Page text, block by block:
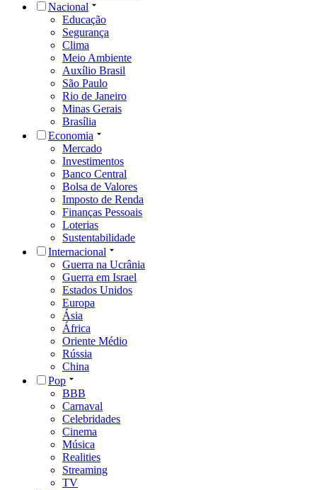
Nacional
Educação
Segurança
Clima
Meio Ambiente
Auxílio Brasil
São Paulo
Rio de Janeiro
Minas Gerais
Brasília
Economia
Mercado
Investimentos
Banco Central
Bolsa de Valores
Imposto de Renda
Finanças Pessoais
Loterias
Sustentabilidade
Internacional
Guerra na Ucrânia
Guerra em Israel
Estados Unidos
Europa
Ásia
África
Oriente Médio
Rússia
China
Pop
BBB
Carnaval
Celebridades
Cinema
Música
Realities
Streaming
TV